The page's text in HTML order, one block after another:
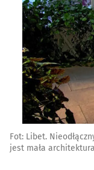
Fot: Libet.
jest mała